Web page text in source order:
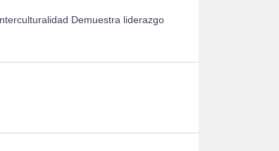
Demuestra liderazgo